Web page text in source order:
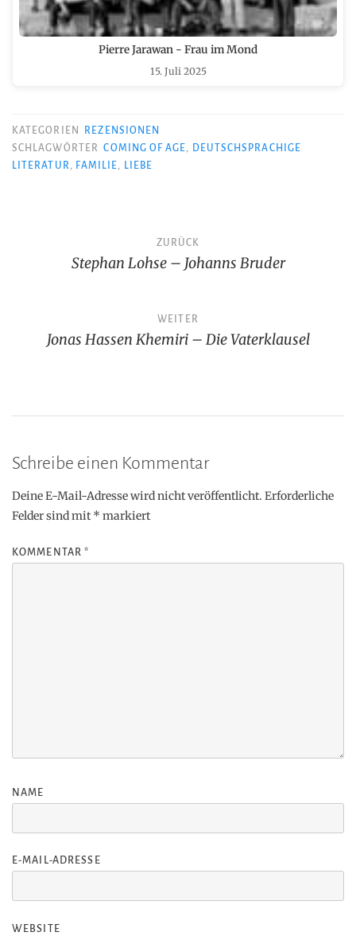
Pierre Jarawan - Frau im Mond
15. Juli 2025
KATEGORIEN
REZENSIONEN
SCHLAGWÖRTER
COMING OF AGE, DEUTSCHSPRACHIGE
LITERATUR , FAMILIE, LIEBE
Beitragsnavigation
ZURÜCK
Stephan Lohse – Johanns Bruder
WEITER
Jonas Hassen Khemiri – Die Vaterklausel
Schreibe einen Kommentar
Deine E-Mail-Adresse wird nicht veröffentlicht. Erforderliche
Felder sind mit * markiert
KOMMENTAR*
NAME
E-MAIL-ADRESSE
WEBSITE